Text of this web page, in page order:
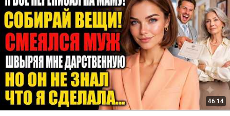
46:14